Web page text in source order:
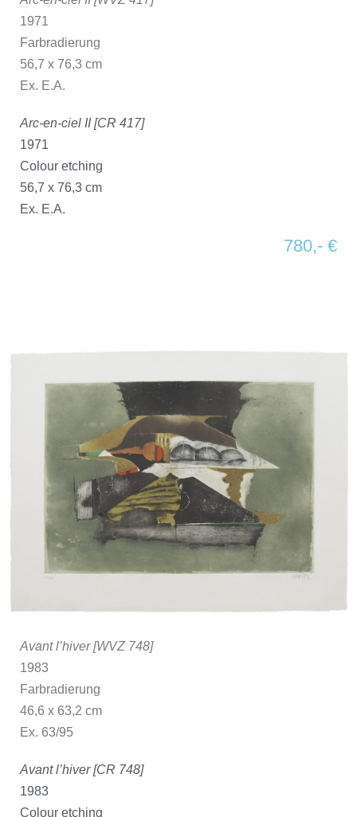
1971
Farbradierung
56,7 x 76,3 cm
Ex. E.A.
Arc-en-ciel II [CR 417]
1971
Colour etching
56,7 x 76,3 cm
Ex. E.A.
780,- €
Avant l’hiver [WVZ 748]
1983
Farbradierung
46,6 x 63,2 cm
Ex. 63/95
Avant l’hiver [CR 748]
1983
Colour etching